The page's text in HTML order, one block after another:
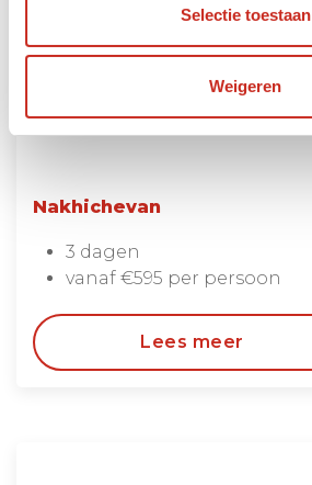
Selectie toestaan
Weigeren
Nakhichevan
3 dagen
vanaf €595 per persoon
Lees meer